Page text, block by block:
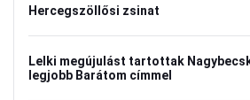
Hercegszöllősi zsinat
Lelki megújulást tartottak
legjobb Barátom címmel